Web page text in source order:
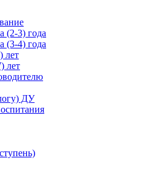
(2-3) года
(3-4) года
лет
лет
ДУ